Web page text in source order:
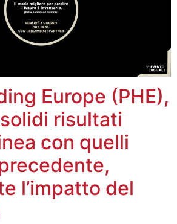
Europe (PHE),
risultati
con quelli
l’impatto del